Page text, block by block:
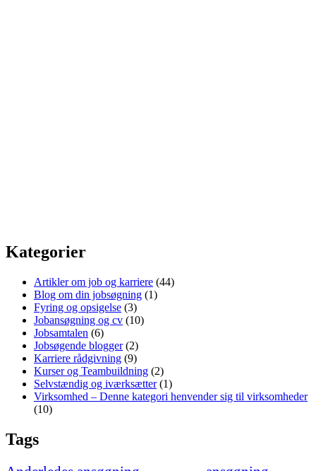
Kategorier
Artikler om job og karriere (44)
Blog om din jobsøgning (1)
Fyring og opsigelse (3)
Jobansøgning og cv (10)
Jobsamtalen (6)
Jobsøgende blogger(2)
Karriere rådgivning (9)
Kurser og Teambuildning (2)
Selvstændig og iværksætter(1)
Virksomhed – Denne kategori henvender sig til virksomheder
(10)
Tags